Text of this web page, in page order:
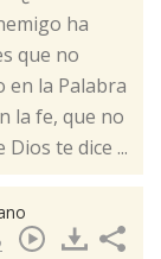
ha
que no
en la Palabra
la fe, que no
te dice ...